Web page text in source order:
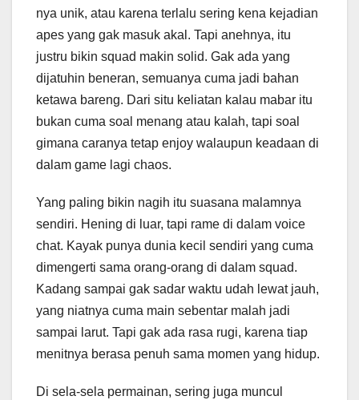
nya unik, atau karena terlalu sering kena kejadian
apes yang gak masuk akal. Tapi anehnya, itu
justru bikin squad makin solid. Gak ada yang
dijatuhin beneran, semuanya cuma jadi bahan
ketawa bareng. Dari situ keliatan kalau mabar itu
bukan cuma soal menang atau kalah, tapi soal
gimana caranya tetap enjoy walaupun keadaan di
dalam game lagi chaos.
Yang paling bikin nagih itu suasana malamnya
sendiri. Hening di luar, tapi rame di dalam voice
chat. Kayak punya dunia kecil sendiri yang cuma
dimengerti sama orang-orang di dalam squad.
Kadang sampai gak sadar waktu udah lewat jauh,
yang niatnya cuma main sebentar malah jadi
sampai larut. Tapi gak ada rasa rugi, karena tiap
menitnya berasa penuh sama momen yang hidup.
Di sela-sela permainan, sering juga muncul